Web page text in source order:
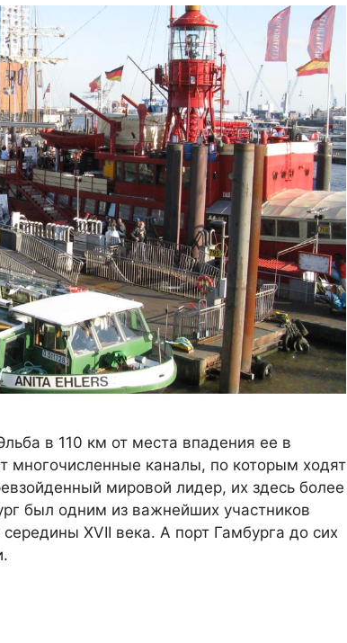
в 110 км от места впадения ее в
многочисленные каналы, по которым ходят
мировой лидер, их здесь более
был одним из важнейших участников
XVII века. А порт Гамбурга до сих